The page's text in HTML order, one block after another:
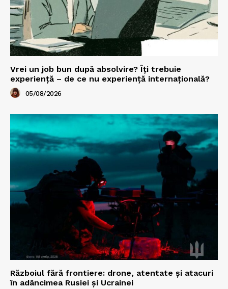
Vrei un job bun după absolvire? Îți trebuie
experiență – de ce nu experiență internațională?
05/08/2026
Războiul fără frontiere: drone, atentate și atacuri
în adâncimea Rusiei și Ucrainei